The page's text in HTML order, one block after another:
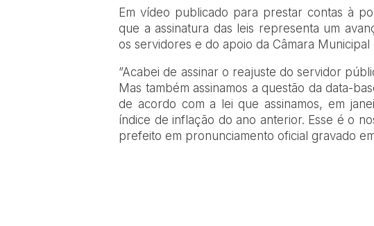
​Em vídeo publicado para prestar contas à
que a assinatura das leis representa um
os servidores e do apoio da Câmara Municipal
​”Acabei de assinar o reajuste do servidor
Mas também assinamos a questão da data-
de acordo com a lei que assinamos, em
índice de inflação do ano anterior. Esse é o
prefeito em pronunciamento oficial gravado